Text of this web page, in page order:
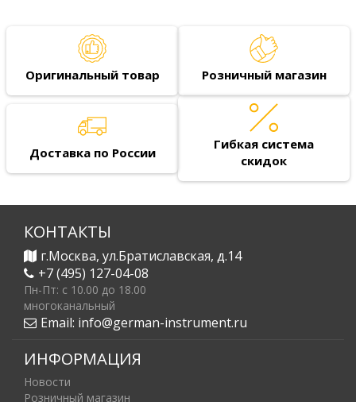
Оригинальный товар Розничный магазин
Доставка по России
Гибкая система
скидок
КОНТАКТЫ
г.Москва, ул.Братиславская, д.14
+7 (495) 127-04-08
Пн-Пт: c 10.00 до 18.00
многоканальный
Email: info@german-instrument.ru
ИНФОРМАЦИЯ
Новости
Розничный магазин